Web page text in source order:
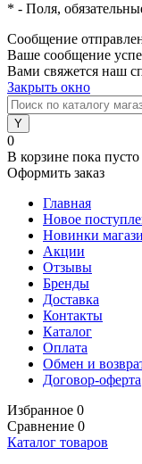
* - Поля,
Сообщение
Ваше сообщение
Вами свяжется наш
Закрыть окно
0
В корзине пока пусто
Оформить заказ
Главная
Новое
Новинки
Акции
Отзывы
Бренды
Доставка
Контакты
Каталог
Оплата
Обмен и
Договор-оферта
Избранное 0
Сравнение 0
Каталог товаров